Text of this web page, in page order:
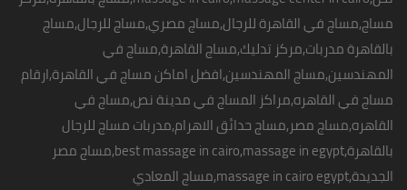
مساج,مساج في القاهرة للرجال,مساج مصري,مساج للرجال,مساج
بالقاهرة مدربات,مركز تدليك,مساج القاهرة,مساج في
المهندسين,مساج المهندسين,افضل اماكنمساج في القاهرة,ارقام
مساج في القاهره,مراكز المساج في مدينة نص,مساج في
القاهره,مساج مصر,مساج حدائق الاهرام,مدربات مساج للرجال
بالقاهرة,best massage in cairo,massage in egypt
,مساج مصر
الجديدة,massage in cairo egypt,مساج المعادي